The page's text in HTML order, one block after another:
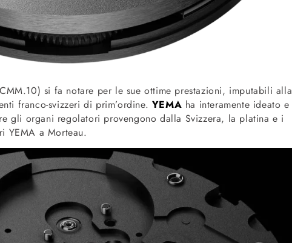
si fa notare per le sue ottime prestazioni, imputabili alla
franco-svizzeri di prim’ordine. YEMA ha interamente ideato e
gli organi regolatori provengono dalla Svizzera, la platina e i
YEMA a Morteau.